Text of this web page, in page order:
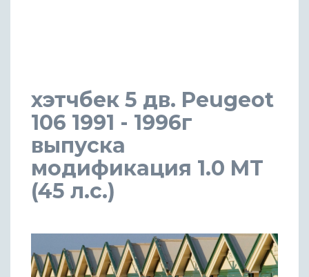
хэтчбек 5 дв. Peugeot
106 1991 - 1996г
выпуска
модификация 1.0 MT
(45 л.с.)